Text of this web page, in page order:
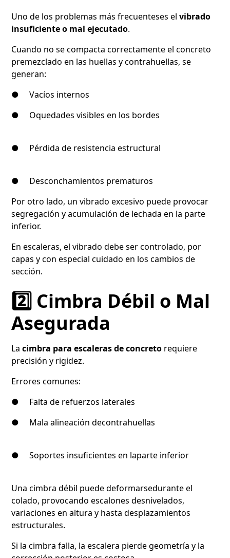
Uno de los problemas más frecuenteses elvibrado
insuficiente o mal ejecutado.
Cuando no se compacta correctamente el concreto
premezclado en las huellas y contrahuellas, se
generan:
● Vacíos internos
● Oquedades visibles en los bordes
● Pérdida de resistencia estructural
● Desconchamientos prematuros
Por otro lado, un vibrado excesivo puede provocar
segregación y acumulación de lechada en la parte
inferior.
En escaleras, el vibrado debe ser controlado, por
capas y con especial cuidado en los cambios de
sección.
2️⃣ Cimbra Débil o Mal
Asegurada
Lacimbra para escaleras de concreto requiere
precisión y rigidez.
Errores comunes:
● Falta de refuerzos laterales
● Mala alineación decontrahuellas
● Soportes insuficientes en laparte inferior
Una cimbra débil puede deformarsedurante el
colado, provocando escalones desnivelados,
variaciones en altura y hasta desplazamientos
estructurales.
Si la cimbra falla, la escalera pierde geometría y la